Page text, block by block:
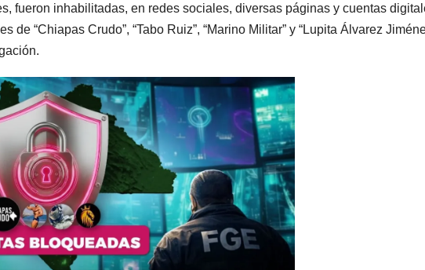
fueron inhabilitadas, en redes sociales, diversas páginas y cuentas
“Chiapas Crudo”, “Tabo Ruiz”, “Marino Militar” y “Lupita Álvarez